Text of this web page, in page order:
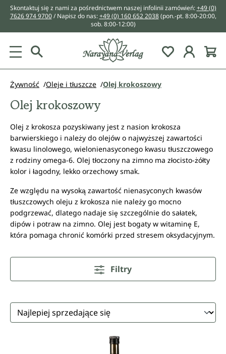
zawartości
Skontaktuj się z nami za pośrednictwem naszej infolinii zamówień:+49 (0)
7626 974 9700/ Napisz do nas:+49 (0) 160 652 2038 (pon.-pt. 8:00-20:00,
sob. 8:00-12:00)
You have 0
Żywność Oleje i tłuszcze Olej krokoszowy
Olej krokoszowy
Olej z krokosza pozyskiwany jest z nasion krokosza
barwierskiego i należy do olejów o najwyższej zawartości
kwasu linolowego, wielonienasyconego kwasu tłuszczowego
z rodziny omega-6. Olej tłoczony na zimno ma złocisto-żółty
kolor i łagodny, lekko orzechowy smak.
Ze względu na wysoką zawartość nienasyconych kwasów
tłuszczowych oleju z krokosza nie należy go mocno
podgrzewać, dlatego nadaje się szczególnie do sałatek,
dipów i potraw na zimno. Olej jest bogaty w witaminę E,
która pomaga chronić komórki przed stresem oksydacyjnym.
Filtry